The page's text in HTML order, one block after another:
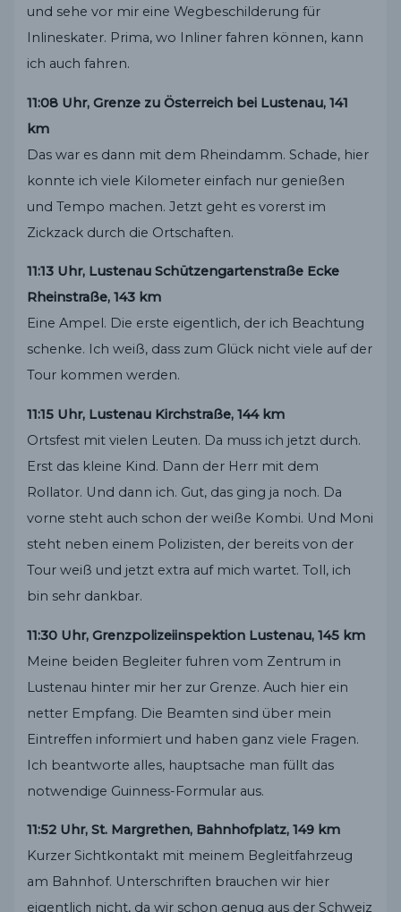
und sehe vor mir eine Wegbeschilderung für
Inlineskater. Prima, wo Inliner fahren können, kann
ich auch fahren.
11:08 Uhr, Grenze zu Österreich bei Lustenau, 141
km
Das war es dann mit dem Rheindamm. Schade, hier
konnte ich viele Kilometer einfach nur genießen
und Tempo machen. Jetzt geht es vorerst im
Zickzack durch die Ortschaften.
11:13 Uhr, Lustenau Schützengartenstraße Ecke
Rheinstraße, 143 km
Eine Ampel. Die erste eigentlich, der ich Beachtung
schenke. Ich weiß, dass zum Glück nicht viele auf der
Tour kommen werden.
11:15 Uhr, Lustenau Kirchstraße, 144 km
Ortsfest mit vielen Leuten. Da muss ich jetzt durch.
Erst das kleine Kind. Dann der Herr mit dem
Rollator. Und dann ich. Gut, das ging ja noch. Da
vorne steht auch schon der weiße Kombi. Und Moni
steht neben einem Polizisten, der bereits von der
Tour weiß und jetzt extra auf mich wartet. Toll, ich
bin sehr dankbar.
11:30 Uhr, Grenzpolizeiinspektion Lustenau, 145 km
Meine beiden Begleiter fuhren vom Zentrum in
Lustenau hinter mir her zur Grenze. Auch hier ein
netter Empfang. Die Beamten sind über mein
Eintreffen informiert und haben ganz viele Fragen.
Ich beantworte alles, hauptsache man füllt das
notwendige Guinness-Formular aus.
11:52 Uhr, St. Margrethen, Bahnhofplatz, 149 km
Kurzer Sichtkontakt mit meinem Begleitfahrzeug
am Bahnhof. Unterschriften brauchen wir hier
eigentlich nicht, da wir schon genug aus der Schweiz